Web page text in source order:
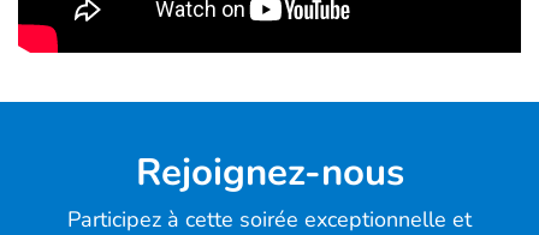
Rejoignez-nous
Participez à cette soirée exceptionnelle et